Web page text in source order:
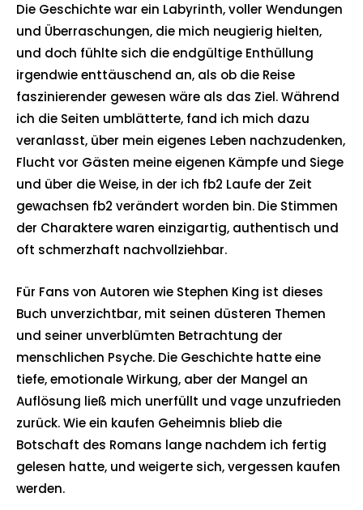
Die Geschichte war ein Labyrinth, voller Wendungen
und Überraschungen, die mich neugierig hielten,
und doch fühlte sich die endgültige Enthüllung
irgendwie enttäuschend an, als ob die Reise
faszinierender gewesen wäre als das Ziel. Während
ich die Seiten umblätterte, fand ich mich dazu
veranlasst, über mein eigenes Leben nachzudenken,
Flucht vor Gästen meine eigenen Kämpfe und Siege
und über die Weise, in der ich fb2 Laufe der Zeit
gewachsen fb2 verändert worden bin. Die Stimmen
der Charaktere waren einzigartig, authentisch und
oft schmerzhaft nachvollziehbar.
Für Fans von Autoren wie Stephen King ist dieses
Buch unverzichtbar, mit seinen düsteren Themen
und seiner unverblümten Betrachtung der
menschlichen Psyche. Die Geschichte hatte eine
tiefe, emotionale Wirkung, aber der Mangel an
Auflösung ließ mich unerfüllt und vage unzufrieden
zurück. Wie ein kaufen Geheimnis blieb die
Botschaft des Romans lange nachdem ich fertig
gelesen hatte, und weigerte sich, vergessen kaufen
werden.